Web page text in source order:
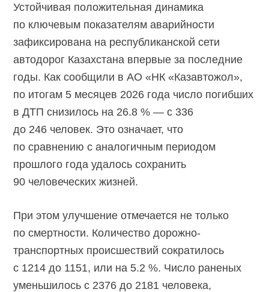
Устойчивая положительная динамика
по ключевым показателям аварийности
зафиксирована на республиканской сети
автодорог Казахстана впервые за последние
годы. Как сообщили в АО «НК «Казавтожол»,
по итогам 5 месяцев 2026 года число погибших
в ДТП снизилось на 26.8 % — с 336
до 246 человек. Это означает, что
по сравнению с аналогичным периодом
прошлого года удалось сохранить
90 человеческих жизней.
При этом улучшение отмечается не только
по смертности. Количество дорожно-
транспортных происшествий сократилось
с 1214 до 1151, или на 5.2 %. Число раненых
уменьшилось с 2376 до 2181 человека,